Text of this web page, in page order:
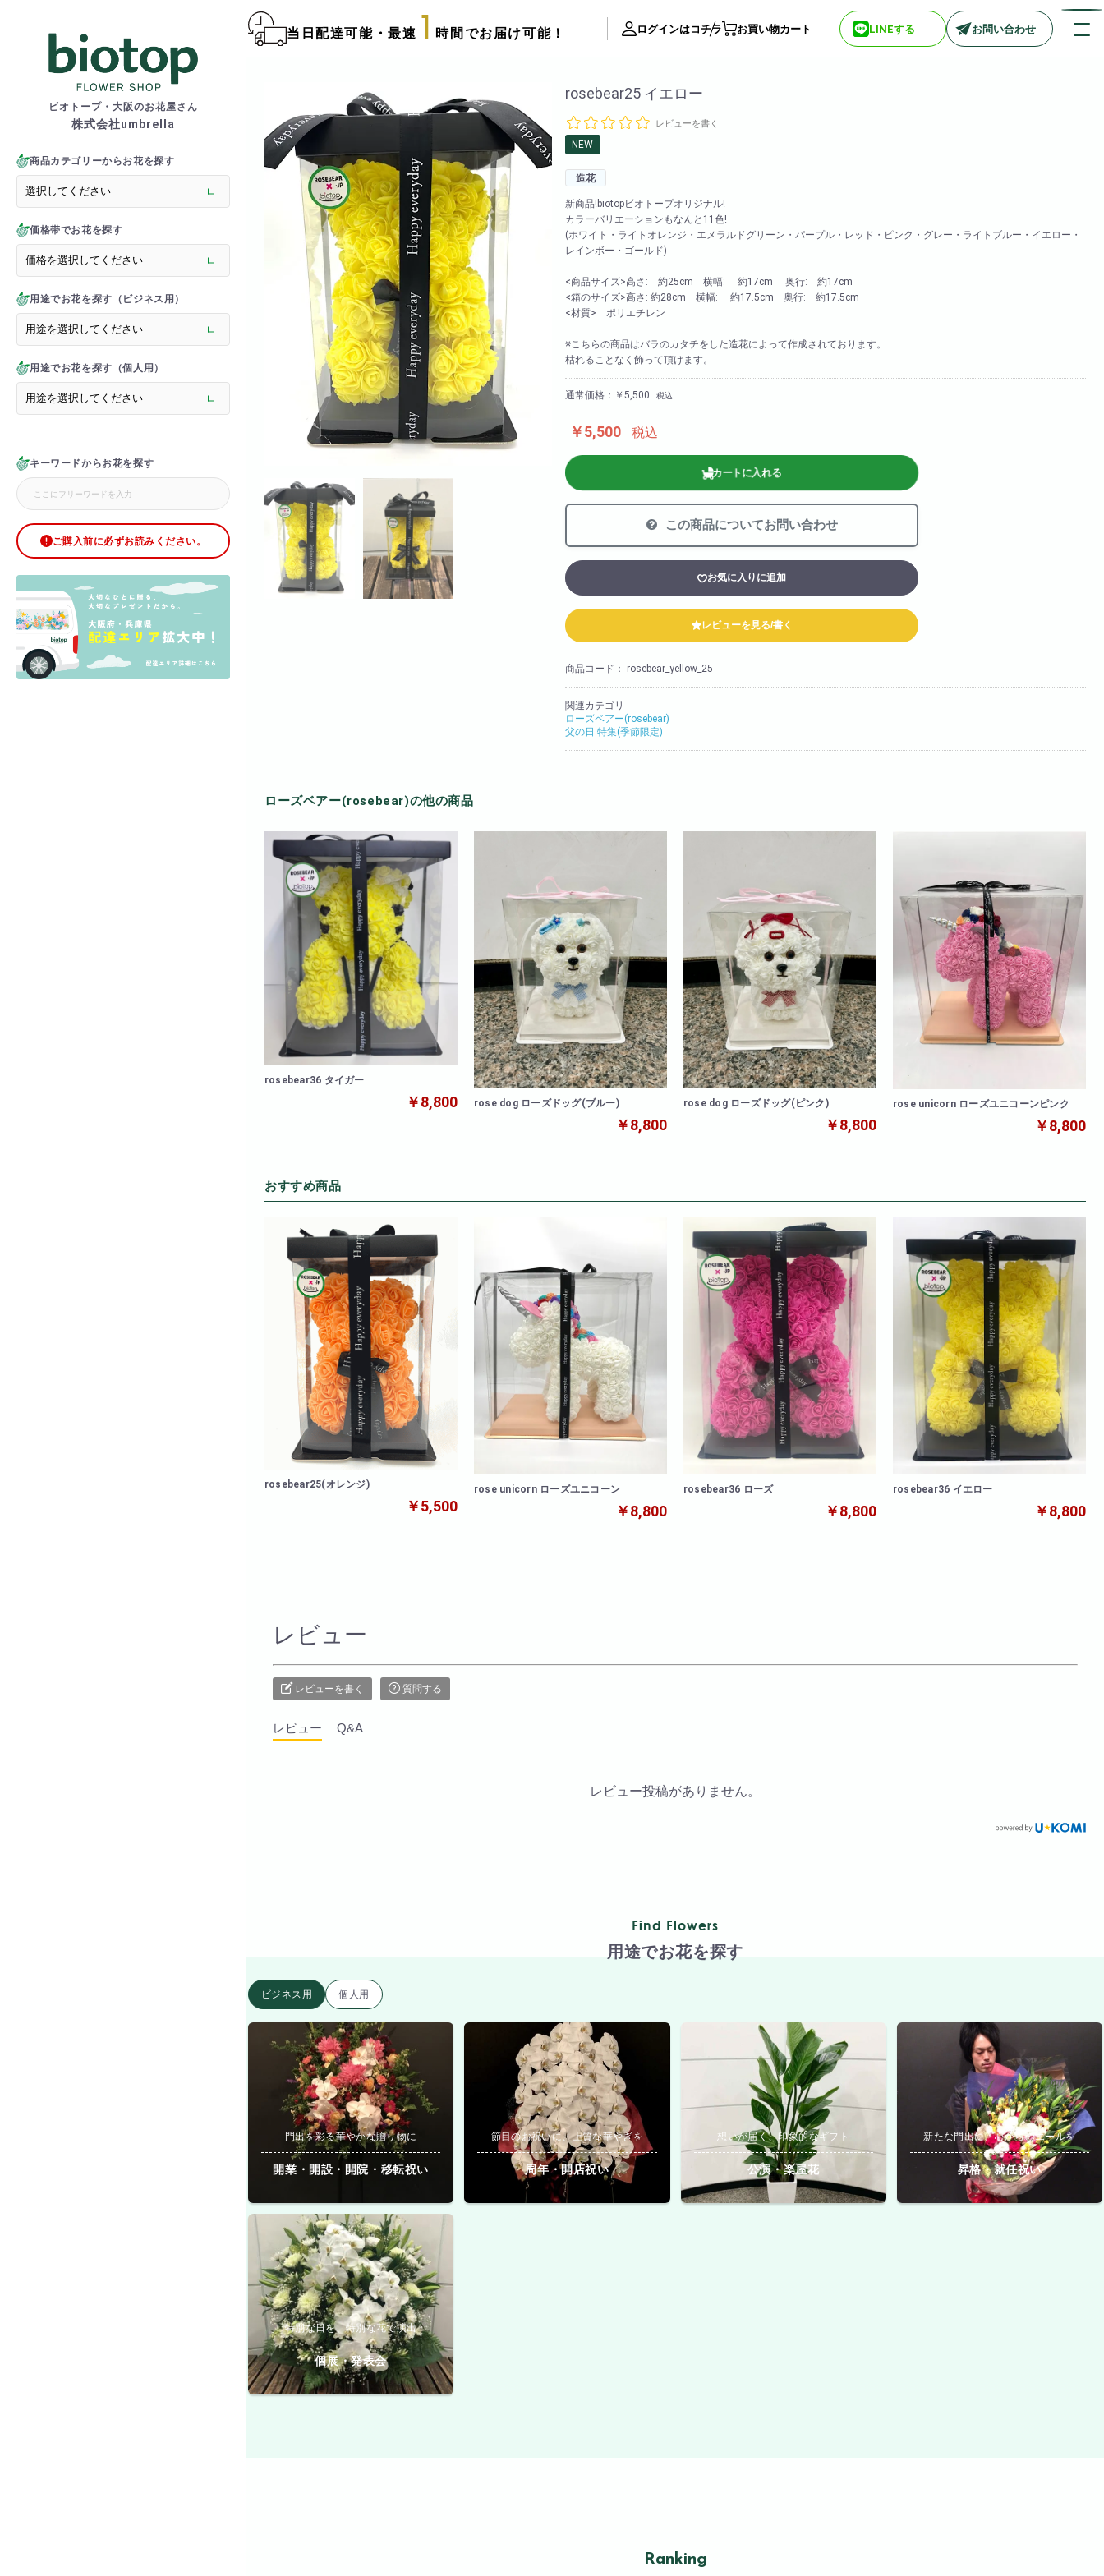
ビオトープ・大阪のお花屋さん
株式会社umbrella
商品カテゴリーからお花を探す
価格帯でお花を探す
用途でお花を探す（ビジネス用）
用途でお花を探す（個人用）
キーワードからお花を探す
ご購入前に必ずお読みください。
当日配達可能・最速 1 時間でお届け可能！ ログインはコチラ お買い物カート LINEする お問い合わせ
商品一覧カテゴリー
> 新商品
> フラワースタンド
> バルーンスタンド
> オーダーメイド
> フラワーアレンジメント
> バルーン＆ぬいぐるみアレンジメント
> 花束(フラワーブーケ)
> バルーン＆ぬいぐるみ花束
> アーティフィシャルグリッターローズ
> 推し活フラワーバルーン
> メモリアルフラワー
> ラグジュアリーフラワー
> オフィスグリーン特集
> サプライズ装飾・ホテル装飾
> シャンパンタワー
> アーチ
> シャボンフラワー
> ブリザードフラワー
> ボックスフラワー
> ローズベア
> 金額調整オプション
立て札制作
サプライズ装飾ギャラリー
推し活用推し花・フラスタ
口コミ・評判
FAX注文用紙
後払い決済申請用紙
カタログ請求
配達可能エリア
biotopの沿革
胡蝶蘭の値段や相場
会社概要
採用情報
> biotop 堺東店
> biotop 名古屋店
ログインはコチラ
Fax:06-6313-9393
rosebear25 イエロー
レビューを書く
NEW
造花
新商品!biotopビオトープオリジナル!
カラーバリエーションもなんと11色!
(ホワイト・ライトオレンジ・エメラルドグリーン・パープル・レッド・ピンク・グレー・ライトブルー・イエロー・
レインボー・ゴールド)
<商品サイズ>高さ: 約25cm 横幅: 約17cm 奥行: 約17cm
<箱のサイズ>高さ: 約28cm 横幅: 約17.5cm 奥行: 約17.5cm
<材質> ポリエチレン
※こちらの商品はバラのカタチをした造花によって作成されております。
枯れることなく飾って頂けます。
通常価格：￥5,500 税込
￥5,500 税込
カートに入れる
この商品についてお問い合わせ
お気に入りに追加
レビューを見る/書く
商品コード： rosebear_yellow_25
関連カテゴリ
ローズベアー(rosebear)
父の日 特集(季節限定)
ローズベアー(rosebear)の他の商品
rosebear36 タイガー
￥8,800 rose dog ローズドッグ(ブルー)
￥8,800
rose dog ローズドッグ(ピンク)
￥8,800
rose unicorn ローズユニコーンピンク
￥8,800
おすすめ商品
rosebear25(オレンジ)
￥5,500
rose unicorn ローズユニコーン
￥8,800
rosebear36 ローズ
￥8,800
rosebear36 イエロー
￥8,800
レビュー
レビューを書く 質問する
レビュー Q&A
レビュー投稿がありません。
Find Flowers
用途でお花を探す
ビジネス用 個人用
門出を彩る華やかな贈り物に
開業・開設・開院・移転祝い
節目のお祝いに、上質な華やぎを
周年・開店祝い
想いが届く、印象的なギフト
公演・楽屋花
新たな門出に、心からのエールを
昇格・就任祝い
特別な日を、特別な花で演出
個展・発表会
Ranking